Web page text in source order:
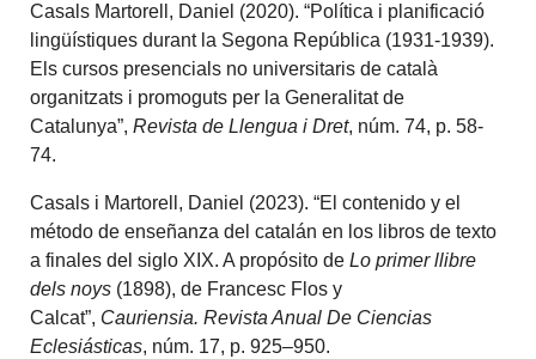
Casals Martorell, Daniel (2020). “Política i planificació
lingüístiques durant la Segona República (1931-1939).
Els cursos presencials no universitaris de català
organitzats i promoguts per la Generalitat de
Catalunya”,Revista de Llengua i Dret, núm. 74, p. 58-
74.
Casals i Martorell, Daniel (2023). “El contenido y el
método de enseñanza del catalán en los libros de texto
a finales del siglo XIX. A propósito deLo primer llibre
dels noys (1898), de Francesc Flos y
Calcat”, Cauriensia. Revista Anual De Ciencias
Eclesiásticas, núm. 17, p. 925–950.